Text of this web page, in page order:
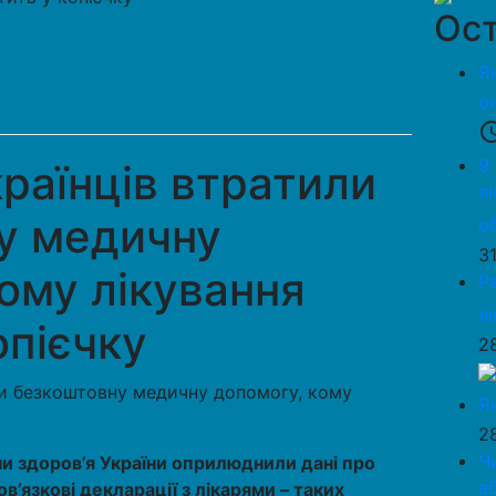
втратили
медичну
лікування
здоров’я України оприлюднили дані про
декларації з лікарями – таких
9